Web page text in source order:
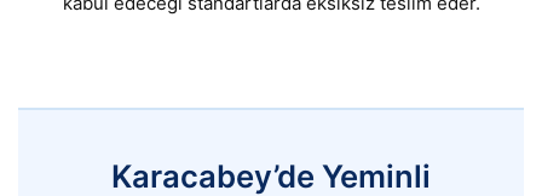
Karacabey’de Yeminli